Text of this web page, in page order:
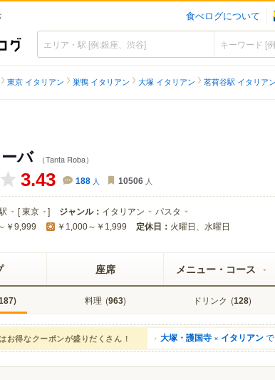
食べログについて
食べログ
東京 イタリアン 巣鴨 イタリアン 大塚 イタリアン 茗荷谷駅 イタリアン
バ （Tanta Roba）
3.43 188 人 10506 人
[東京 ] ジャンル： イタリアン パスタ
￥9,999 ￥1,000～￥1,999 定休日： 火曜日、水曜日
座席 メニュー・コース
) 料理 (963) ドリンク (128)
お得なクーポンが盛りだくさん！ 大塚・護国寺 × イタリアン